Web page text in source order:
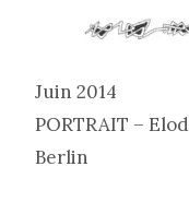
Juin 2014
PORTRAIT –
Berlin